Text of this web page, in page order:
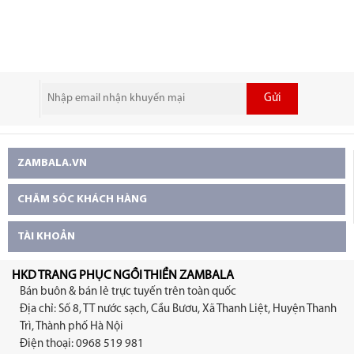
Gửi
ZAMBALA.VN
CHĂM SÓC KHÁCH HÀNG
TÀI KHOẢN
HKD TRANG PHỤC NGỒI THIỀN ZAMBALA
Bán buôn & bán lẻ trực tuyến trên toàn quốc
Địa chỉ: Số 8, TT nước sạch, Cầu Bươu, Xã Thanh Liệt, Huyện Thanh
Trì, Thành phố Hà Nội
Điện thoại: 0968 519 981